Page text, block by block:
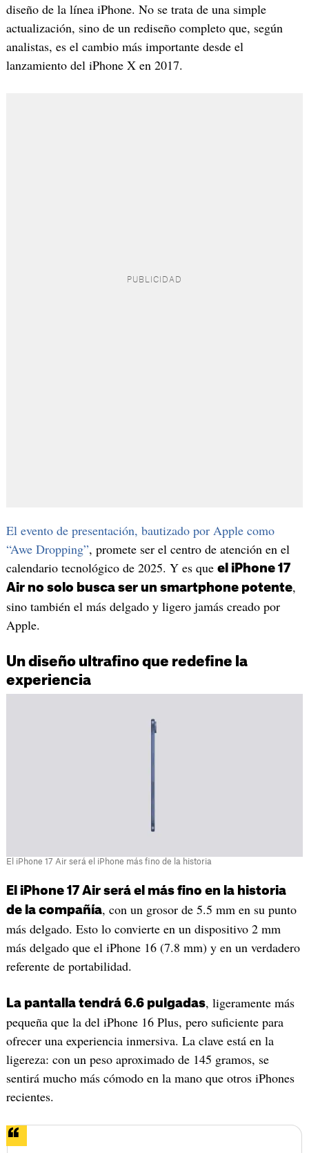
diseño de la línea iPhone. No se trata de una simple
actualización, sino de un rediseño completo que, según
analistas, es el cambio más importante desde el
lanzamiento del iPhone X en 2017.
El evento de presentación, bautizado por Apple como
“Awe Dropping”, promete ser el centro de atención en el
calendario tecnológico de 2025. Y es que el iPhone 17
Air no solo busca ser un smartphone potente,
sino también el más delgado y ligero jamás creado por
Apple.
Un diseño ultrafino que redefine la
experiencia
El iPhone 17 Air será el iPhone más fino de la historia
El iPhone 17 Air será el más fino en la historia
de la compañía, con un grosor de 5.5 mm en su punto
más delgado. Esto lo convierte en un dispositivo 2 mm
más delgado que el iPhone 16 (7.8 mm) y en un verdadero
referente de portabilidad.
La pantalla tendrá 6.6 pulgadas, ligeramente más
pequeña que la del iPhone 16 Plus, pero suficiente para
ofrecer una experiencia inmersiva. La clave está en la
ligereza: con un peso aproximado de 145 gramos, se
sentirá mucho más cómodo en la mano que otros iPhones
recientes.